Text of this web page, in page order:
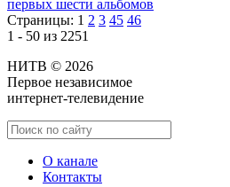
первых шести альбомов
Страницы: 1 2 3 45 46
1 - 50 из 2251
НИТВ © 2026
Первое независимое
интернет-телевидение
О канале
Контакты